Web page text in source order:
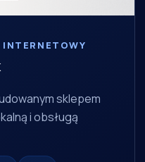
sklepem
i obsługą